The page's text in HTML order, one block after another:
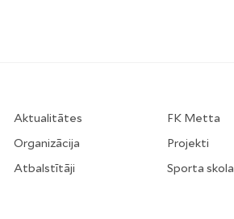
Aktualitātes
Organizācija
Atbalstītāji
FK Metta
Projekti
Sporta skola